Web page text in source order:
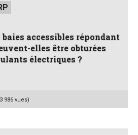
. . .
baies accessibles répondant
elles être obturées
électriques ?
986 vues)